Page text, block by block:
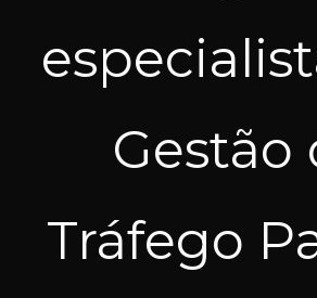
Gestão
Tráfego